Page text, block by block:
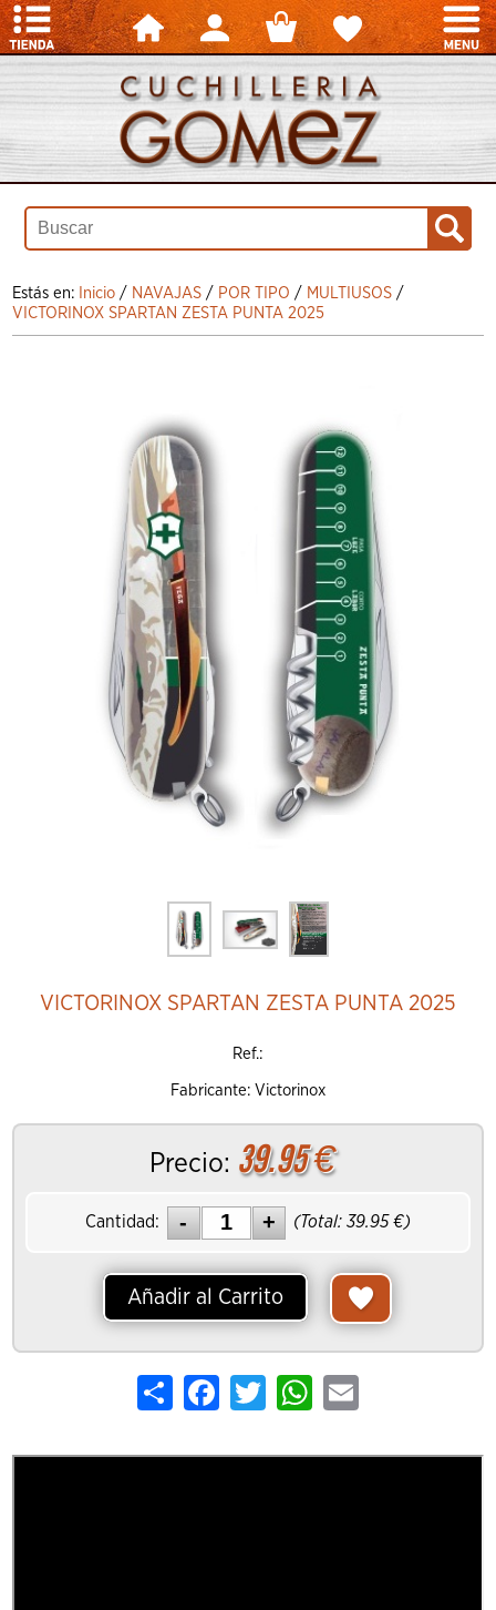
Estás en: Inicio / NAVAJAS / POR TIPO / MULTIUSOS /
VICTORINOX SPARTAN ZESTA PUNTA 2025
VICTORINOX SPARTAN ZESTA PUNTA 2025
Ref.:
Fabricante: Victorinox
Precio: 39.95€
Cantidad: (Total: 39.95€)
Añadir al Carrito
Share FacebookTwitterWhatsApp
Email